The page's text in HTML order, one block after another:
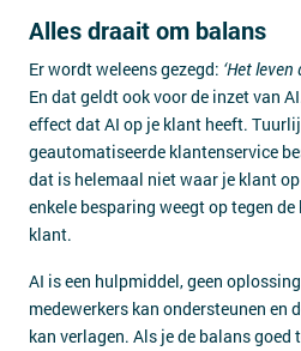
Alles draait om balans
Er wordt weleens gezegd: ‘Het
En dat geldt ook voor de inzet van
effect dat AI op je klant heeft.
geautomatiseerde klantenservice
dat is helemaal niet waar je klant
enkele besparing weegt op tegen
klant.
AI is een hulpmiddel, geen
medewerkers kan ondersteunen en
kan verlagen. Als je de balans